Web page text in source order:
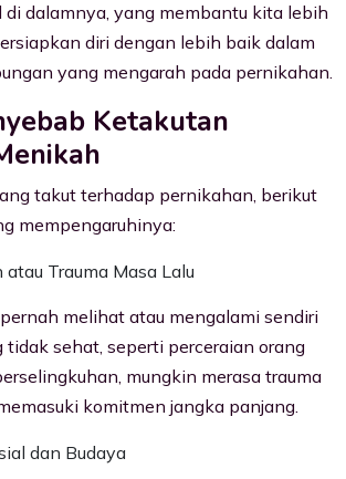
di dalamnya, yang membantu kita lebih
diri dengan lebih baik dalam
yang mengarah pada pernikahan.
Ketakutan
takut terhadap pernikahan, berikut
mempengaruhinya:
Trauma Masa Lalu
melihat atau mengalami sendiri
sehat, seperti perceraian orang
mungkin merasa trauma
komitmen jangka panjang.
dan Budaya